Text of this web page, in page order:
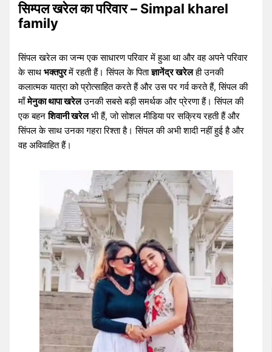
सिम्पल खरेल का परिवार – Simpal kharel
family
सिंपल खरेल का जन्म एक साधारण परिवार में हुआ था और वह अपने परिवार
के साथभक्तपुरमें रहती हैं। सिंपल के पिताज्ञानेंद्र खरेलही उनकी
कलात्मक यात्रा को प्रोत्साहित करते हैं और उस पर गर्व करते हैं, सिंपल की
माँमेनुका थापा खरेलउनकी सबसे बड़ी समर्थक और प्रेरणा हैं। सिंपल की
एक बहनशिवानी खरेलभी हैं, जो सोशल मीडिया पर सक्रिय रहती हैं और
सिंपल के साथ उनका गहरा रिश्ता है। सिंपल की अभी शादी नहीं हुई है और
वह अविवाहित हैं।